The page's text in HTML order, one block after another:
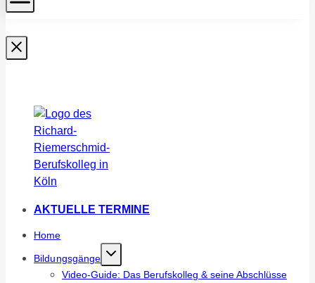
AKTUELLE TERMINE
Home
Bildungsgänge
Video-Guide: Das Berufskolleg & seine Abschlüsse